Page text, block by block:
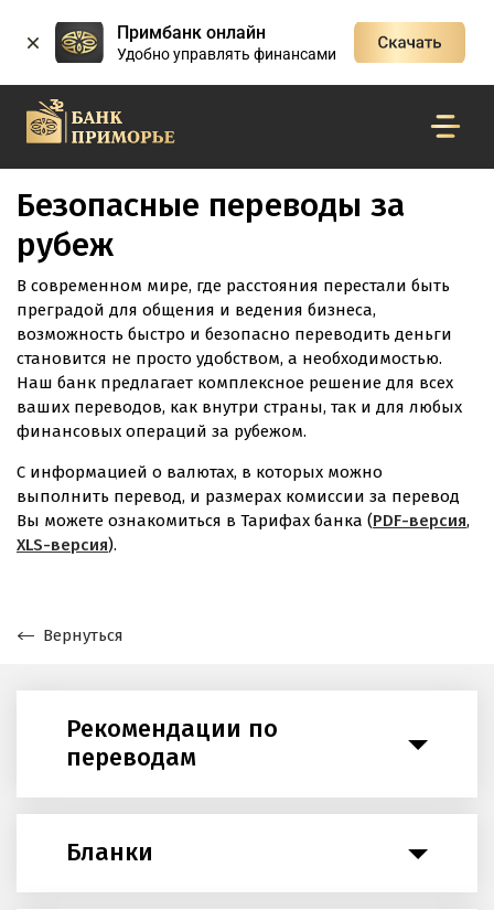
Примбанк онлайн
Удобно управлять финансами
Безопасные переводы за
рубеж
В современном мире, где расстояния перестали быть
преградой для общения и ведения бизнеса,
возможность быстро и безопасно переводить деньги
становится не просто удобством, а необходимостью.
Наш банк предлагает комплексное решение для всех
ваших переводов, как внутри страны, так и для любых
финансовых операций за рубежом.
С информацией о валютах, в которых можно
выполнить перевод, и размерах комиссии за перевод
Вы можете ознакомиться в Тарифах банка (PDF-версия,
XLS-версия).
Вернуться
Рекомендации по
переводам
Бланки